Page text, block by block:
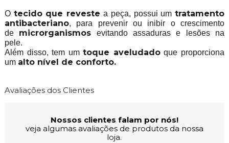
O tecido que reveste a peça, possui umtratamento
antibacteriano, para prevenir ou inibir o crescimento
de microrganismos evitando assaduras e lesões na
pele.
Além disso, tem umtoque aveludadoque proporciona
um alto nível de conforto.
Avaliações dos Clientes
Nossos clientes falam por nós!
veja algumas avaliações de produtos da nossa
loja.